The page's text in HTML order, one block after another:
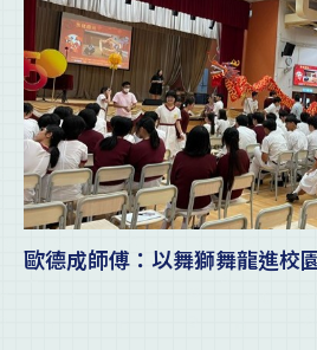
歐德成師傅：以舞獅舞龍進校